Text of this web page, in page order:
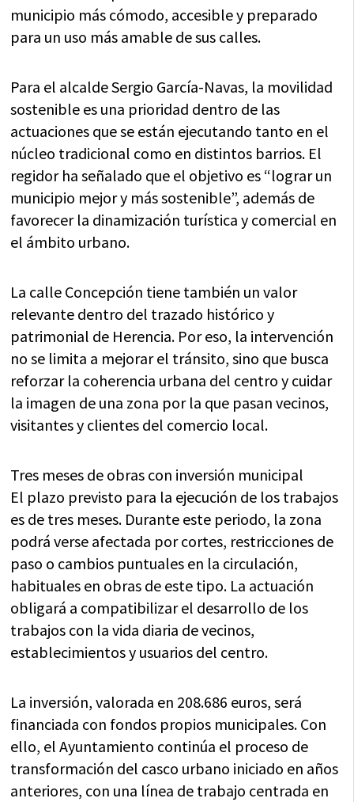
municipio más cómodo, accesible y preparado
para un uso más amable de sus calles.
Para el alcalde Sergio García-Navas, la movilidad
sostenible es una prioridad dentro de las
actuaciones que se están ejecutando tanto en el
núcleo tradicional como en distintos barrios. El
regidor ha señalado que el objetivo es “lograr un
municipio mejor y más sostenible”, además de
favorecer la dinamización turística y comercial en
el ámbito urbano.
La calle Concepción tiene también un valor
relevante dentro del trazado histórico y
patrimonial de Herencia. Por eso, la intervención
no se limita a mejorar el tránsito, sino que busca
reforzar la coherencia urbana del centro y cuidar
la imagen de una zona por la que pasan vecinos,
visitantes y clientes del comercio local.
Tres meses de obras con inversión municipal
El plazo previsto para la ejecución de los trabajos
es de tres meses. Durante este periodo, la zona
podrá verse afectada por cortes, restricciones de
paso o cambios puntuales en la circulación,
habituales en obras de este tipo. La actuación
obligará a compatibilizar el desarrollo de los
trabajos con la vida diaria de vecinos,
establecimientos y usuarios del centro.
La inversión, valorada en 208.686 euros, será
financiada con fondos propios municipales. Con
ello, el Ayuntamiento continúa el proceso de
transformación del casco urbano iniciado en años
anteriores, con una línea de trabajo centrada en